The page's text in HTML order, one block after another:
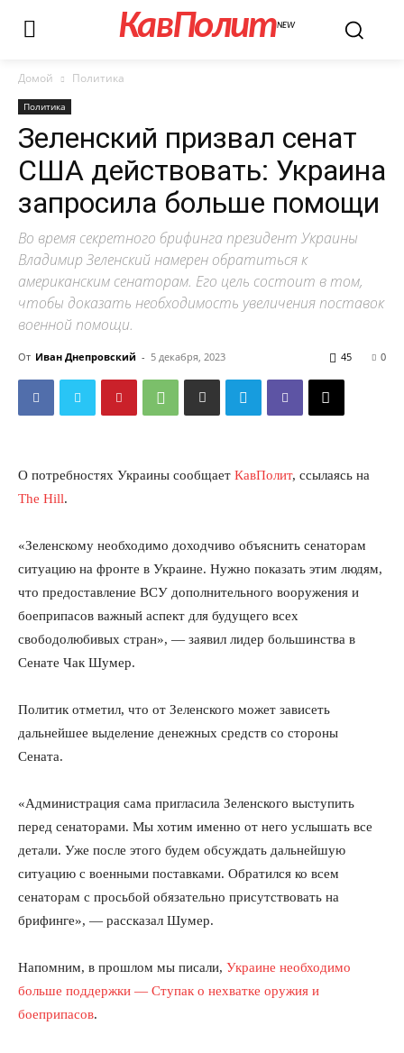
КавПолитNEW
Домой Политика
Политика
Зеленский призвал сенат
США действовать: Украина
запросила больше помощи
Во время секретного брифинга президент Украины
Владимир Зеленский намерен обратиться к
американским сенаторам. Его цель состоит в том,
чтобы доказать необходимость увеличения поставок
военной помощи.
От Иван Днепровский - 5 декабря, 2023 0
45
O потребностях Украины сообщает КавПолит, ссылаясь на
The Hill.
«Зеленскому необходимо доходчиво объяснить сенаторам
ситуацию на фронте в Украине. Нужно показать этим людям,
что предоставление ВСУ дополнительного вооружения и
боеприпасов важный аспект для будущего всех
свободолюбивых стран», — заявил лидер большинства в
Сенате Чак Шумер.
Политик отметил, что от Зеленского может зависеть
дальнейшее выделение денежных средств со стороны
Сената.
«Администрация сама пригласила Зеленского выступить
перед сенаторами. Мы хотим именно от него услышать все
детали. Уже после этого будем обсуждать дальнейшую
ситуацию с военными поставками. Обратился ко всем
сенаторам с просьбой обязательно присутствовать на
брифинге», — рассказал Шумер.
Напомним, в прошлом мы писали, Украине необходимо
больше поддержки — Ступак о нехватке оружия и
боеприпасов.